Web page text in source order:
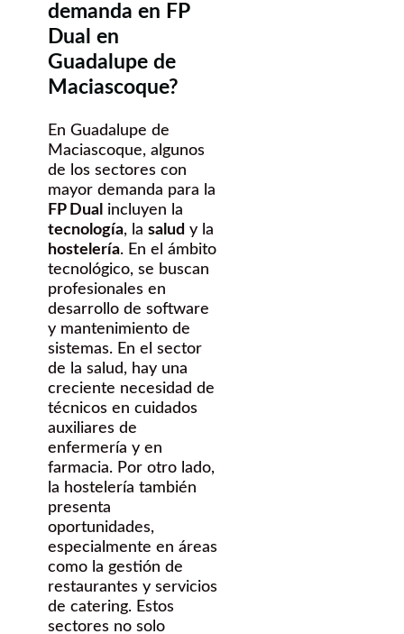
demanda en FP
Dual en
Guadalupe de
Maciascoque?
En Guadalupe de
Maciascoque, algunos
de los sectores con
mayor demanda para la
FP Dual incluyen la
tecnología, la salud y la
hostelería. En el ámbito
tecnológico, se buscan
profesionales en
desarrollo de software
y mantenimiento de
sistemas. En el sector
de la salud, hay una
creciente necesidad de
técnicos en cuidados
auxiliares de
enfermería y en
farmacia. Por otro lado,
la hostelería también
presenta
oportunidades,
especialmente en áreas
como la gestión de
restaurantes y servicios
de catering. Estos
sectores no solo